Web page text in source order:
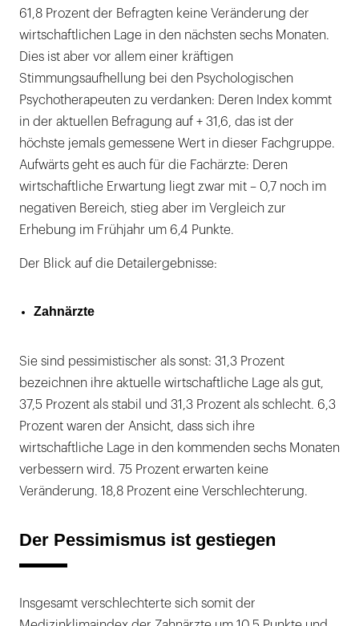
61,8 Prozent der Befragten keine Veränderung der
wirtschaftlichen Lage in den nächsten sechs Monaten.
Dies ist aber vor allem einer kräftigen
Stimmungsaufhellung bei den Psychologischen
Psychotherapeuten zu verdanken: Deren Index kommt
in der aktuellen Befragung auf + 31,6, das ist der
höchste jemals gemessene Wert in dieser Fachgruppe.
Aufwärts geht es auch für die Fachärzte: Deren
wirtschaftliche Erwartung liegt zwar mit – 0,7 noch im
negativen Bereich, stieg aber im Vergleich zur
Erhebung im Frühjahr um 6,4 Punkte.
Der Blick auf die Detailergebnisse:
Zahnärzte
Sie sind pessimistischer als sonst: 31,3 Prozent
bezeichnen ihre aktuelle wirtschaftliche Lage als gut,
37,5 Prozent als stabil und 31,3 Prozent als schlecht. 6,3
Prozent waren der Ansicht, dass sich ihre
wirtschaftliche Lage in den kommenden sechs Monaten
verbessern wird. 75 Prozent erwarten keine
Veränderung. 18,8 Prozent eine Verschlechterung.
Der Pessimismus ist gestiegen
Insgesamt verschlechterte sich somit der